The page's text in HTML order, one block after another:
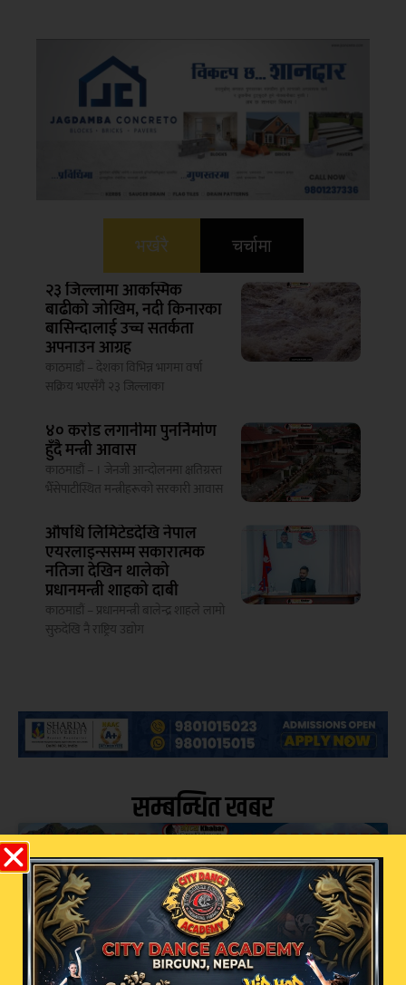
भर्खरै चर्चामा
२३ जिल्लामा आकस्मिक
बाढीको जोखिम, नदी किनारका
बासिन्दालाई उच्च सतर्कता
अपनाउन आग्रह
काठमाडौं – देशका विभिन्न भागमा वर्षा
सक्रिय भएसँगै २३ जिल्लाका
४० करोड लगानीमा पुनर्निर्माण
हुँदै मन्त्री आवास
काठमाडौं – । जेनजी आन्दोलनमा क्षतिग्रस्त
भैँसेपाटीस्थित मन्त्रीहरूको सरकारी आवास
औषधि लिमिटेडदेखि नेपाल
एयरलाइन्ससम्म सकारात्मक
नतिजा देखिन थालेको
प्रधानमन्त्री शाहको दाबी
काठमाडौं – प्रधानमन्त्री बालेन्द्र शाहले लामो
सुरुदेखि नै राष्ट्रिय उद्योग
सम्बन्धित खबर